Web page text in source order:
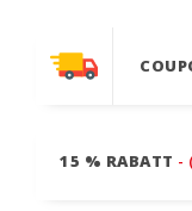
15 % RABATT -